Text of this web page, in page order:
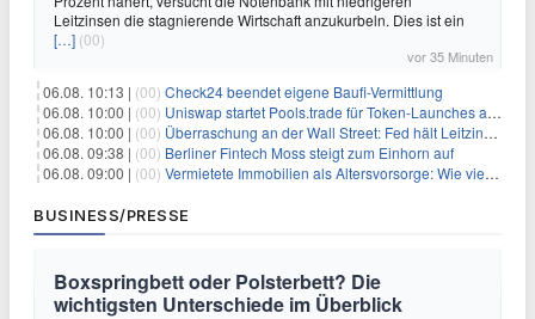
Leitzinsen die stagnierende Wirtschaft anzukurbeln. Dies ist ein
[…] (00)
vor 35 Minuten
06.08. 10:13 | (00) Check24 beendet eigene Baufi-Vermittlung
06.08. 10:00 | (00) Uniswap startet Pools.trade für Token-Launches auf Robinhood Chain
06.08. 10:00 | (00) Überraschung an der Wall Street: Fed hält Leitzins fest – aber Warsh sendet klares Signal
06.08. 09:38 | (00) Berliner Fintech Moss steigt zum Einhorn auf
06.08. 09:00 | (00) Vermietete Immobilien als Altersvorsorge: Wie viel Rendite Vermieter wirklich verdienen
BUSINESS/PRESSE
Boxspringbett oder Polsterbett? Die
wichtigsten Unterschiede im Überblick